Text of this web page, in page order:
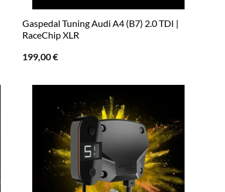
Gaspedal Tuning Audi A4 (B7) 2.0 TDI |
RaceChip XLR
199,00€